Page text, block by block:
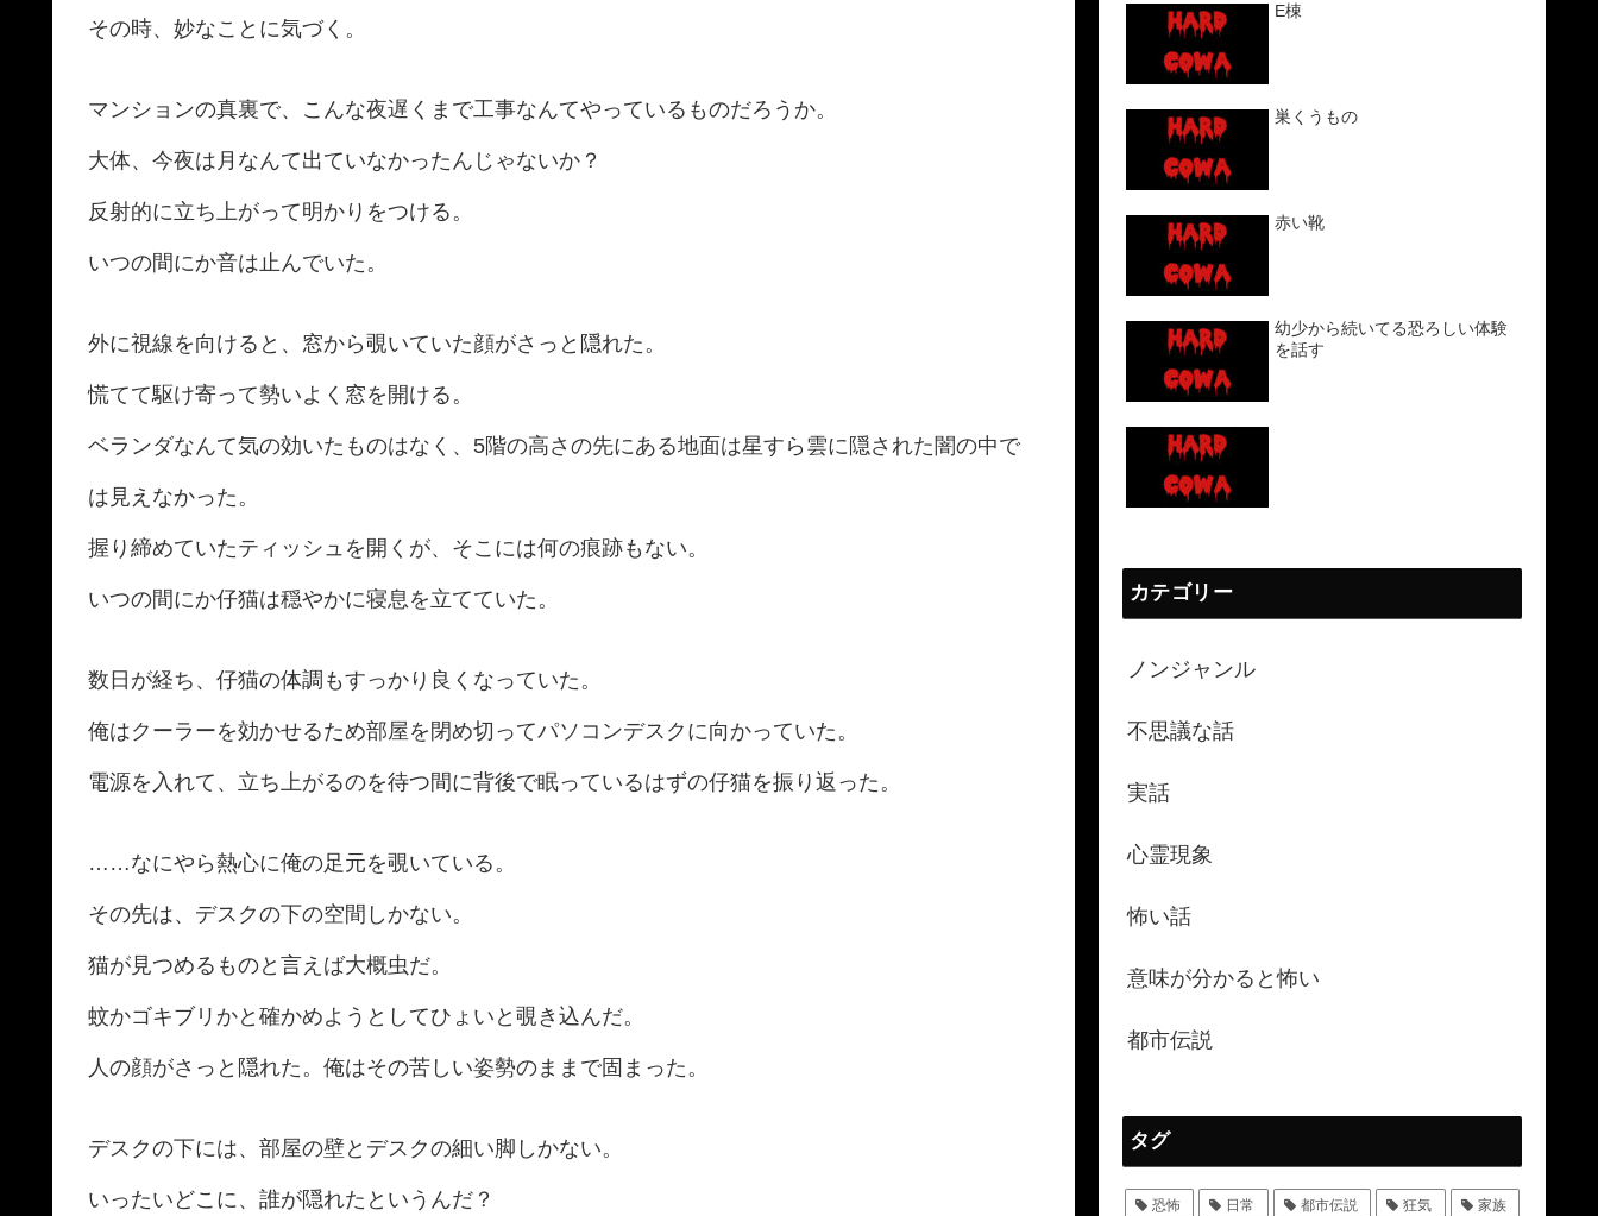
その時、妙なことに気づく。
マンションの真裏で、こんな夜遅くまで工事なんてやっているものだろうか。
大体、今夜は月なんて出ていなかったんじゃないか？
反射的に立ち上がって明かりをつける。
いつの間にか音は止んでいた。
外に視線を向けると、窓から覗いていた顔がさっと隠れた。
慌てて駆け寄って勢いよく窓を開ける。
ベランダなんて気の効いたものはなく、5階の高さの先にある地面は星すら雲に隠された闇の中で
は見えなかった。
握り締めていたティッシュを開くが、そこには何の痕跡もない。
いつの間にか仔猫は穏やかに寝息を立てていた。
数日が経ち、仔猫の体調もすっかり良くなっていた。
俺はクーラーを効かせるため部屋を閉め切ってパソコンデスクに向かっていた。
電源を入れて、立ち上がるのを待つ間に背後で眠っているはずの仔猫を振り返った。
……なにやら熱心に俺の足元を覗いている。
その先は、デスクの下の空間しかない。
猫が見つめるものと言えば大概虫だ。
蚊かゴキブリかと確かめようとしてひょいと覗き込んだ。
人の顔がさっと隠れた。俺はその苦しい姿勢のままで固まった。
デスクの下には、部屋の壁とデスクの細い脚しかない。
いったいどこに、誰が隠れたというんだ？
E棟
巣くうもの
赤い靴
幼少から続いてる恐ろしい体験
を話す
カテゴリー
ノンジャンル
不思議な話
実話
心霊現象
怖い話
意味が分かると怖い
都市伝説
タグ
恐怖 日常 都市伝説 狂気 家族